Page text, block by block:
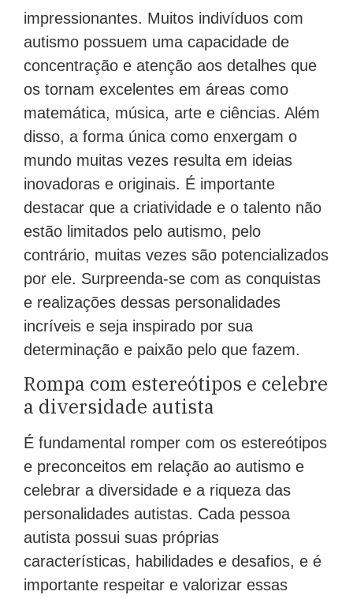
impressionantes. Muitos indivíduos com
autismo possuem uma capacidade de
concentração e atenção aos detalhes que
os tornam excelentes em áreas como
matemática, música, arte e ciências. Além
disso, a forma única como enxergam o
mundo muitas vezes resulta em ideias
inovadoras e originais. É importante
destacar que a criatividade e o talento não
estão limitados pelo autismo, pelo
contrário, muitas vezes são potencializados
por ele. Surpreenda-se com as conquistas
e realizações dessas personalidades
incríveis e seja inspirado por sua
determinação e paixão pelo que fazem.
Rompa com estereótipos e celebre
a diversidade autista
É fundamental romper com os estereótipos
e preconceitos em relação ao autismo e
celebrar a diversidade e a riqueza das
personalidades autistas. Cada pessoa
autista possui suas próprias
características, habilidades e desafios, e é
importante respeitar e valorizar essas